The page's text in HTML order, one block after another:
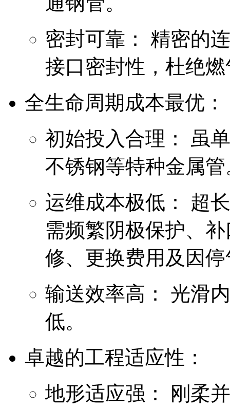
密封可靠： 精密的
接口密封性，杜绝
全生命周期成本最优：
初始投入合理： 虽
不锈钢等特种金属管
运维成本极低： 超
需频繁阴极保护、
修、更换费用及因
输送效率高： 光滑
低。
卓越的工程适应性：
地形适应强： 刚柔